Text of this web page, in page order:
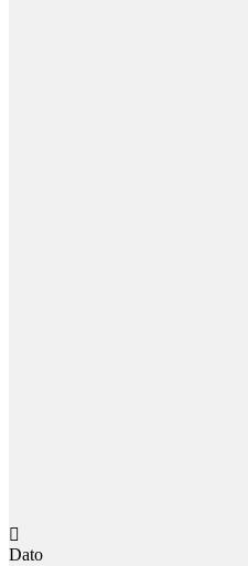
Dato